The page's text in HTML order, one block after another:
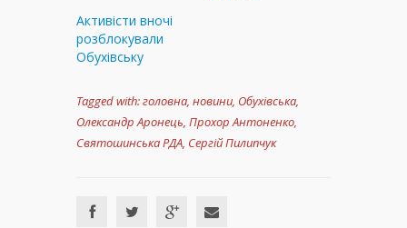
Активісти вночі
розблокували
Обухівську
Tagged with:головна, новини, Обухівська,
Олександр Аронець, Прохор Антоненко,
Святошинська РДА, Сергій Пилипчук